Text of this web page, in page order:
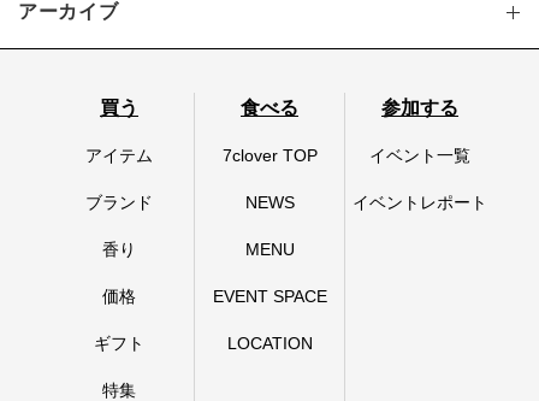
アーカイブ
買う
アイテム
ブランド
香り
価格
ギフト
特集
食べる
7clover TOP
NEWS
MENU
EVENT SPACE
LOCATION
参加する
イベント一覧
イベントレポート